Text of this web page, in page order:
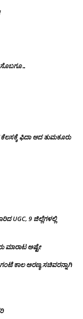
ಫಿದಾ ಆದ ತುಮಕೂರು
UGC, 9 ಜಿಲ್ಲೆಗಳಲ್ಲಿ
ಮಾರಾಟ ಅಷ್ಟೇ
ಕಾಲ ಅರಣ್ಯ ಸಚಿವರನ್ನಾಗಿ